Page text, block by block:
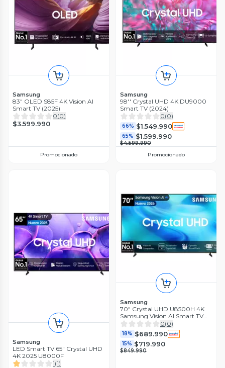
Samsung
83" OLED S85F 4K Vision AI
Smart TV (2025)
0(0)
$3.599.990
Promocionado
Samsung
98'' Crystal UHD 4K DU9000
Smart TV (2024)
0(0)
66% $1.549.990
65% $1.599.990
$4.599.990
Promocionado
Samsung
LED Smart TV 65" Crystal UHD
4K 2025 U8000F
1(1)
Samsung
70" Crystal UHD U8500H 4K
Samsung Vision AI Smart TV
(2026)
0(0)
18% $689.990
15% $719.990
$849.990